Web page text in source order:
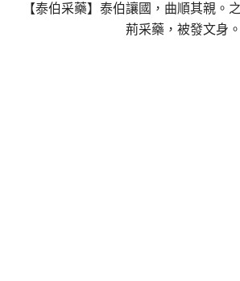
【泰伯采藥】泰伯讓國，曲順其親。
荊采藥，被發文身。